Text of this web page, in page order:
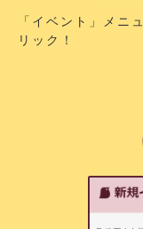
「イベント」メニ
リック！